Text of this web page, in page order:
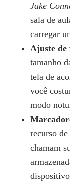
Jake
sala de
carregar
Ajuste de
tamanho
tela de
você
modo
recurso
chamam